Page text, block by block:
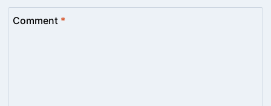
Comment *